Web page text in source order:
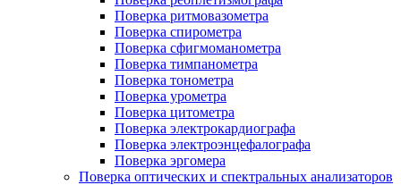
Поверка ритмовазометра
Поверка спирометра
Поверка сфигмоманометра
Поверка тимпанометра
Поверка тонометра
Поверка урометра
Поверка цитометра
Поверка электрокардиографа
Поверка электроэнцефалографа
Поверка эргомера
Поверка оптических и спектральных анализаторов